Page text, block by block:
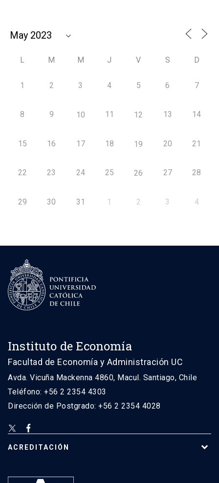
L M M J V S D
1 2 3 4 5 6 7
8 9 10 11 12 13 14
15 16 17 18 19 20 21
22 23 24 25 26 27 28
29 30 31 1 2 3 4
Instituto de Economía
Facultad de Economía y Administración UC
Avda. Vicuña Mackenna 4860, Macul. Santiago, Chile
Teléfono: +56 2 2354 4303
Dirección de Postgrado: +56 2 2354 4028
ACREDITACIÓN